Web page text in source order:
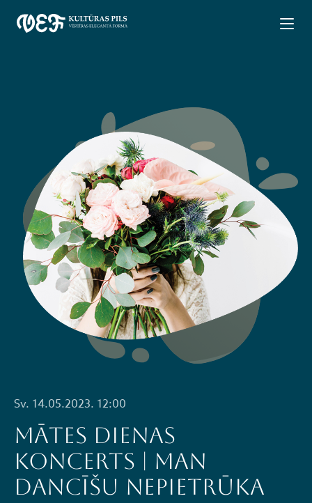
Sv. 14.05.2023. 12:00
MĀTES DIENAS
KONCERTS | MAN
DANCĪŠU NEPIETRŪKA